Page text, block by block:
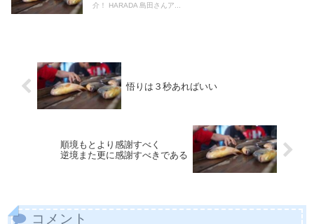
介！ HARADA 島田さんア...
悟りは３秒あればいい
順境もとより感謝すべく
逆境また更に感謝すべきである
コメント